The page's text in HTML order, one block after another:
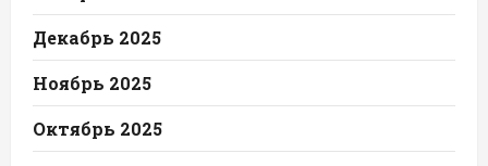
Декабрь 2025
Ноябрь 2025
Октябрь 2025